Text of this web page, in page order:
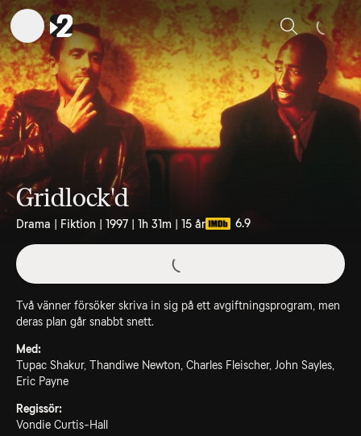
Sök
Gridlock'd
Drama | Fiktion | 1997 | 1h 31m | 15 år 6.9
Två vänner försöker skriva in sig på ett avgiftningsprogram, men
deras plan går snabbt snett.
Med:
Tupac Shakur, Thandiwe Newton, Charles Fleischer, John Sayles,
Eric Payne
Regissör:
Vondie Curtis-Hall